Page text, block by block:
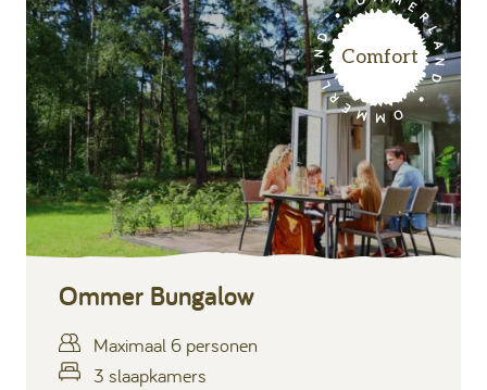
Comfort
Ommer Bungalow
Maximaal 6 personen
3 slaapkamers